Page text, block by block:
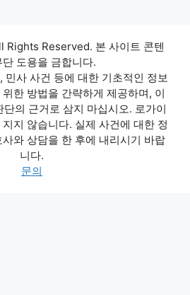
Reserved. 본 사이트 콘텐
단 도용을 금합니다.
민사 사건 등에 대한 기초적인 정보
한 방법을 간략하게 제공하며, 이
의 근거로 삼지 마십시오. 로가이
지 않습니다. 실제 사건에 대한 정
와 상담을 한 후에 내리시기 바랍
니다.
문의